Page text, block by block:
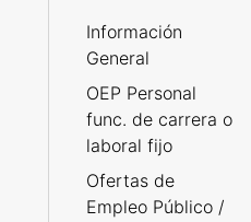
Información
General
OEP Personal
func. de carrera o
laboral fijo
Ofertas de
Empleo Público /